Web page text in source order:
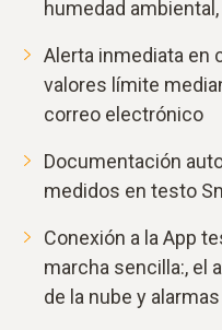
humedad
Alerta inmediata en
valores límite
correo electrónico
Documentación
medidos en testo
Conexión a la App
marcha sencilla:, el
de la nube y